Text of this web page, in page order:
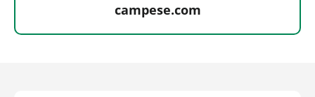
campese.com